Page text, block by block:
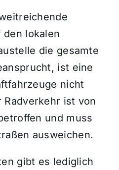
lokalen
die gesamte
ist eine
nicht
Radverkehr ist von
und muss
ausweichen.
gibt es lediglich